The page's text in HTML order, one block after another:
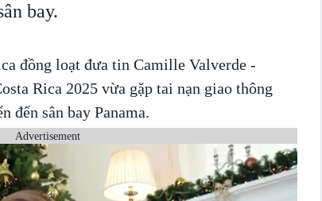
bay.
đồng loạt đưa tin Camille Valverde -
Rica 2025 vừa gặp tai nạn giao thông
đến sân bay Panama.
Advertisement